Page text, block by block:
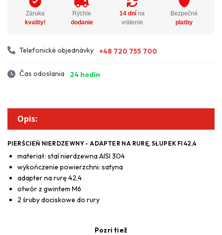
Záruka
kvality!
Rýchle
dodanie
14 dní na
vrátenie
Bezpečné
platby
Telefonické objednávky +48 720 755 700
Čas odoslania 24 hodín
Opis:
PIERŚCIEŃ NIERDZEWNY - ADAPTER NA RURĘ, SŁUPEK FI 42,4
materiał: stal nierdzewna AISI 304
wykończenie powierzchni: satyna
adapter na rurę 42,4
otwór z gwintem M6
2 śruby dociskowe do rury
Pozri tiež